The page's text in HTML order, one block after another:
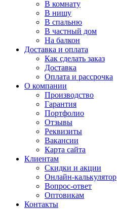
В комнату
В нишу
В спальню
В частный дом
На балкон
Доставка и оплата
Как сделать заказ
Доставка
Оплата и рассрочка
О компании
Производство
Гарантия
Портфолио
Отзывы
Реквизиты
Вакансии
Карта сайта
Клиентам
Скидки и акции
Онлайн-калькулятор
Вопрос-ответ
Оптовикам
Контакты